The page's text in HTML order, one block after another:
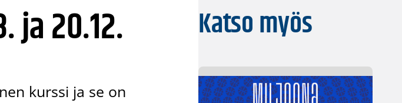
ja 20.12.
kurssi ja se on
Katso myös